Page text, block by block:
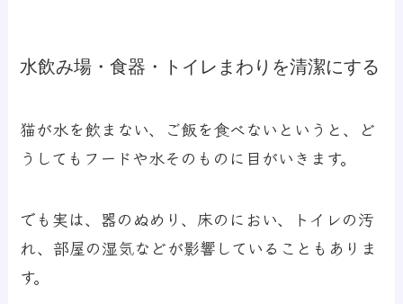
水飲み場・食器・トイレまわりを清潔にする
猫が水を飲まない、ご飯を食べないというと、ど
うしてもフードや水そのものに目がいきます。
でも実は、器のぬめり、床のにおい、トイレの汚
れ、部屋の湿気などが影響していることもありま
す。